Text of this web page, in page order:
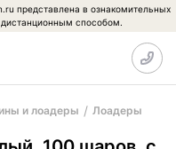
представлена в ознакомительных
способом.
и лоадеры Лоадеры